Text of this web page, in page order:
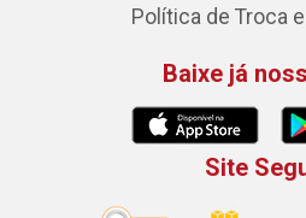
Política de Troca
Baixe já
Site